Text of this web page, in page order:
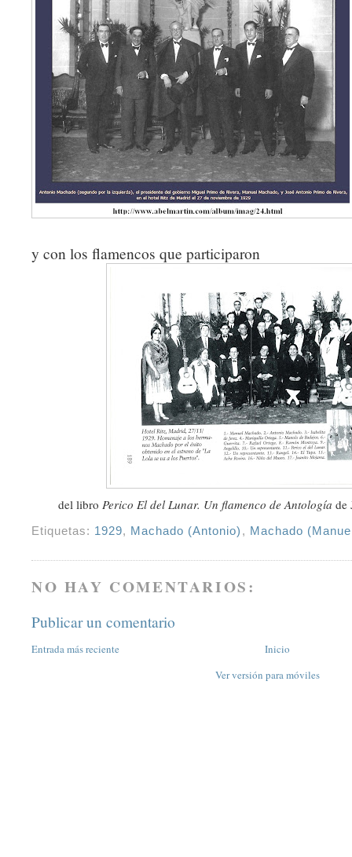
y con los flamencos que participaron
del libro Perico El del Lunar. Un flamenco de Antología de
Etiquetas: 1929, Machado (Antonio) , Machado
NO HAY COMENTARIOS:
Publicar un comentario
Entrada más reciente
Inicio
Ver versión para móviles